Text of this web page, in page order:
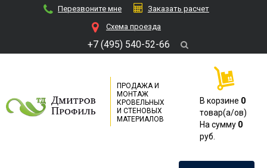
Перезвоните мне
Заказать расчет
Cхема проезда
+7 (495) 540-52-66
ПРОДАЖА И
МОНТАЖ
КРОВЕЛЬНЫХ
И СТЕНОВЫХ
МАТЕРИАЛОВ
В корзине 0
товар(a/ов)
На сумму 0
руб.